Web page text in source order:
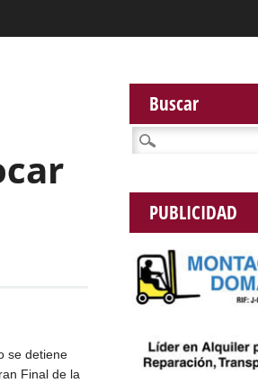
se detiene
Final de la
Buscar
Buscar:
PUBLICIDAD